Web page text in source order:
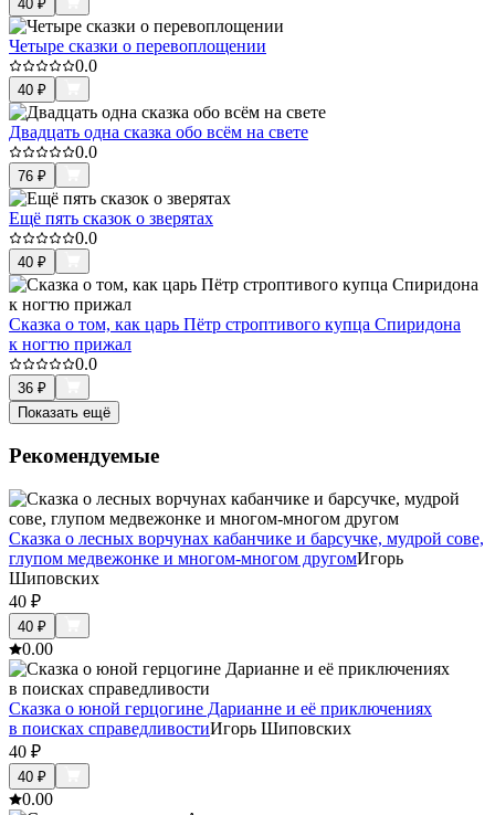
40 ₽
Четыре сказки о перевоплощении
0.0
40 ₽
Двадцать одна сказка обо всём на свете
0.0
76 ₽
Ещё пять сказок о зверятах
0.0
40 ₽
Сказка о том, как царь Пётр строптивого купца Спиридона
к ногтю прижал
0.0
36 ₽
Показать ещё
Рекомендуемые
Сказка о лесных ворчунах кабанчике и барсучке, мудрой сове,
глупом медвежонке и многом-многом другомИгорь
Шиповских
40 ₽
40 ₽
0.00
Сказка о юной герцогине Дарианне и её приключениях
в поисках справедливостиИгорь Шиповских
40 ₽
40 ₽
0.00